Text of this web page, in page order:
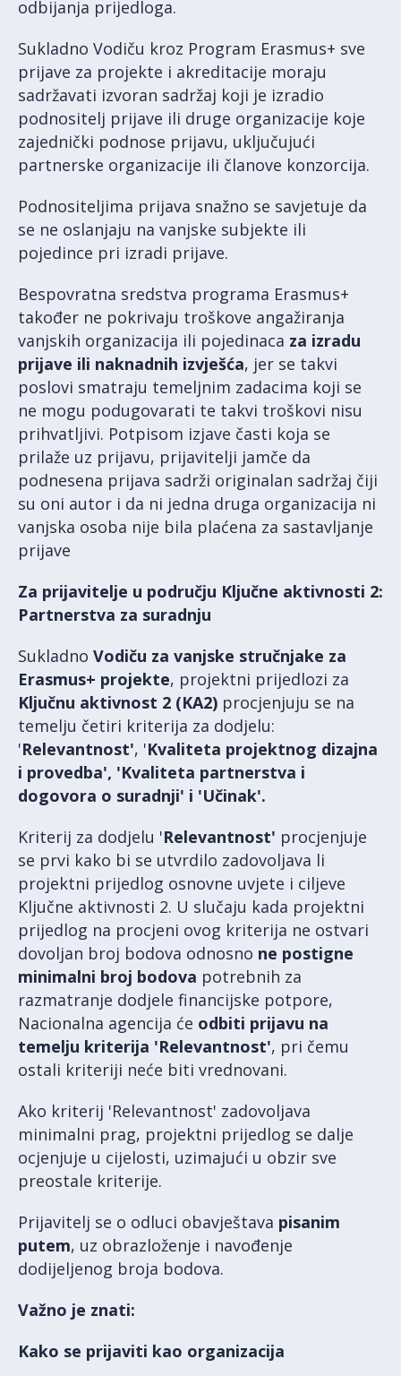
odbijanja prijedloga.
Sukladno Vodiču kroz Program Erasmus+ sve
prijave za projekte i akreditacije moraju
sadržavati izvoran sadržaj koji je izradio
podnositelj prijave ili druge organizacije koje
zajednički podnose prijavu, uključujući
partnerske organizacije ili članove konzorcija.
Podnositeljima prijava snažno se savjetuje da
se ne oslanjaju na vanjske subjekte ili
pojedince pri izradi prijave.
Bespovratna sredstva programa Erasmus+
također ne pokrivaju troškove angažiranja
vanjskih organizacija ili pojedinaca za izradu
prijave ili naknadnih izvješća, jer se takvi
poslovi smatraju temeljnim zadacima koji se
ne mogu podugovarati te takvi troškovi nisu
prihvatljivi. Potpisom izjave časti koja se
prilaže uz prijavu, prijavitelji jamče da
podnesena prijava sadrži originalan sadržaj čiji
su oni autor i da ni jedna druga organizacija ni
vanjska osoba nije bila plaćena za sastavljanje
prijave
Za prijavitelje u području Ključne aktivnosti 2:
Partnerstva za suradnju
Sukladno Vodiču za vanjske stručnjake za
Erasmus+ projekte, projektni prijedlozi za
Ključnu aktivnost 2 (KA2) procjenjuju se na
temelju četiri kriterija za dodjelu:
'Relevantnost', 'Kvaliteta projektnog dizajna
i provedba', 'Kvaliteta partnerstva i
dogovora o suradnji' i 'Učinak'.
Kriterij za dodjelu 'Relevantnost' procjenjuje
se prvi kako bi se utvrdilo zadovoljava li
projektni prijedlog osnovne uvjete i ciljeve
Ključne aktivnosti 2. U slučaju kada projektni
prijedlog na procjeni ovog kriterija ne ostvari
dovoljan broj bodova odnosno ne postigne
minimalni broj bodova potrebnih za
razmatranje dodjele financijske potpore,
Nacionalna agencija će odbiti prijavu na
temelju kriterija 'Relevantnost', pri čemu
ostali kriteriji neće biti vrednovani.
Ako kriterij 'Relevantnost' zadovoljava
minimalni prag, projektni prijedlog se dalje
ocjenjuje u cijelosti, uzimajući u obzir sve
preostale kriterije.
Prijavitelj se o odluci obavještava pisanim
putem, uz obrazloženje i navođenje
dodijeljenog broja bodova.
Važno je znati:
Kako se prijaviti kao organizacija